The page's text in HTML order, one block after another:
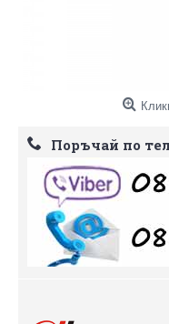
Поръчай по